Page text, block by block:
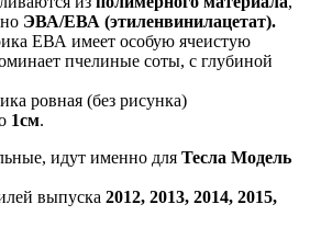
ЭВА/ЕВА (этиленвинилацетат).
ЕВА имеет особую ячеистую
пчелиные соты, с глубиной
ровная (без рисунка)
1см.
идут именно для Тесла Модель
выпуска 2012, 2013, 2014, 2015,